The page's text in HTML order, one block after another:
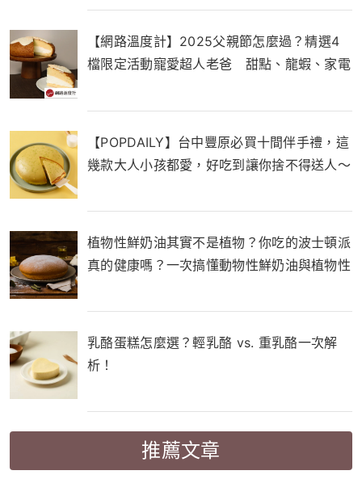
【網路溫度計】2025父親節怎麼過？精選4
檔限定活動寵愛超人老爸 甜點、龍蝦、家電
【POPDAILY】台中豐原必買十間伴手禮，這
幾款大人小孩都愛，好吃到讓你捨不得送人～
植物性鮮奶油其實不是植物？你吃的波士頓派
真的健康嗎？一次搞懂動物性鮮奶油與植物性
乳酪蛋糕怎麼選？輕乳酪 vs. 重乳酪一次解
析！
推薦文章